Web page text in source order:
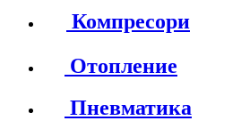
Компресори
Отопление
Пневматика